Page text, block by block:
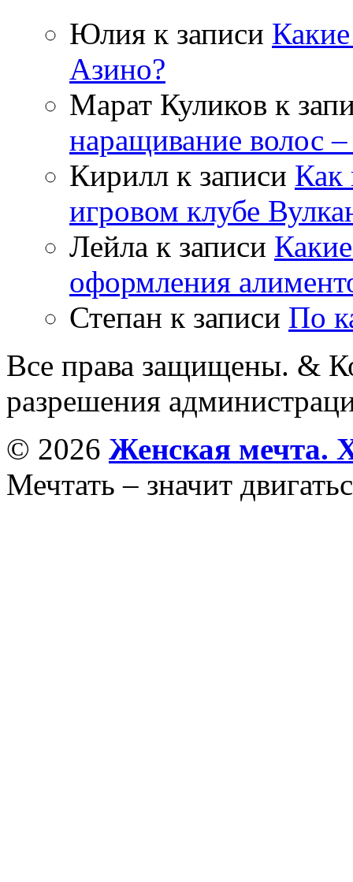
Юлия к записи
Азино?
Марат Куликов к
наращивание волос
Кирилл к записи Как
игровом клубе
Лейла к записи
оформления
Степан к записи По
Все права защищены. &
разрешения
© 2026 Женская мечта.
Мечтать – значит